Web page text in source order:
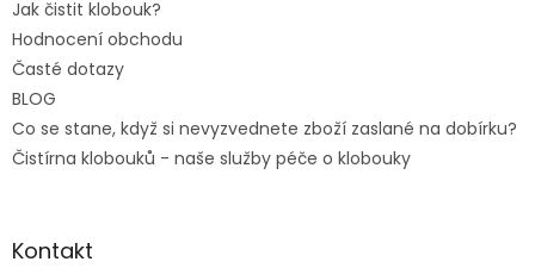
Jak čistit klobouk?
Hodnocení obchodu
Časté dotazy
BLOG
Co se stane, když si nevyzvednete zboží zaslané na dobírku?
Čistírna klobouků - naše služby péče o klobouky
Kontakt